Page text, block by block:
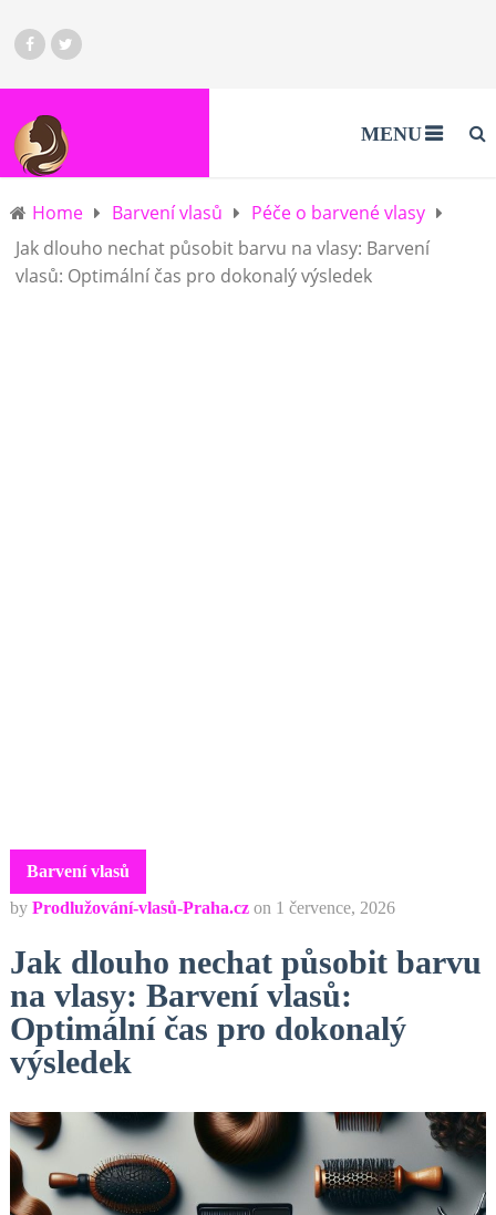
MENU
Home Barvení vlasů
Péče o barvené vlasy
Jak dlouho nechat působit barvu na vlasy: Barvení
vlasů: Optimální čas pro dokonalý výsledek
Barvení vlasů
by Prodlužování-vlasů-Praha.cz on 1 července, 2026
Jak dlouho nechat působit barvu
na vlasy: Barvení vlasů:
Optimální čas pro dokonalý
výsledek